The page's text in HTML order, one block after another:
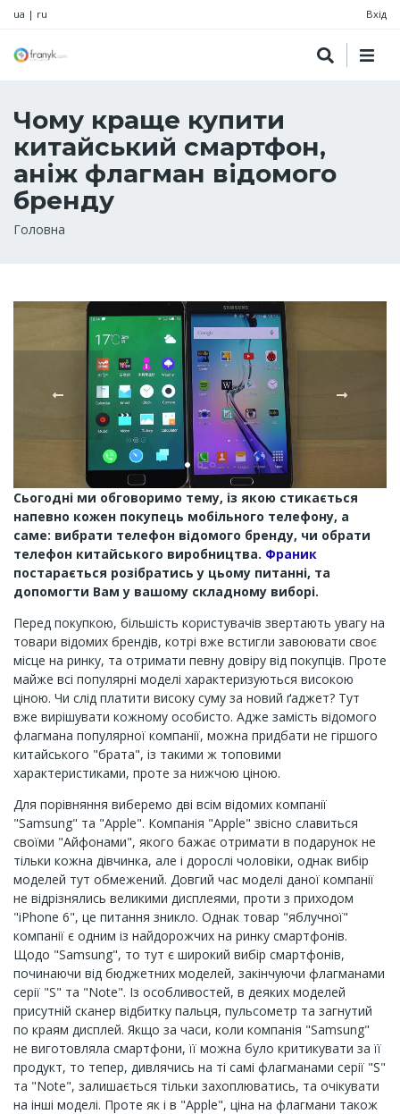
ua | ru Вхід
Чому краще купити
китайський смартфон,
аніж флагман відомого
бренду
Рядок
Головна
Сьогодні ми обговоримо тему, із якою стикається
напевно кожен покупець мобільного телефону, а
саме: вибрати телефон відомого бренду, чи обрати
телефон китайського виробництва. Франик
постарається розібратись у цьому питанні, та
допомогти Вам у вашому складному виборі.
Перед покупкою, більшість користувачів звертають увагу на
товари відомих брендів, котрі вже встигли завоювати своє
місце на ринку, та отримати певну довіру від покупців. Проте
майже всі популярні моделі характеризуються високою
ціною. Чи слід платити високу суму за новий ґаджет? Тут
вже вирішувати кожному особисто. Адже замість відомого
флагмана популярної компанії, можна придбати не гіршого
китайського "брата", із такими ж топовими
характеристиками, проте за нижчою ціною.
Для порівняння виберемо дві всім відомих компанії
"Samsung" та "Apple". Компанія "Apple" звісно славиться
своїми "Айфонами", якого бажає отримати в подарунок не
тільки кожна дівчинка, але і дорослі чоловіки, однак вибір
моделей тут обмежений. Довгий час моделі даної компанії
не відрізнялись великими дисплеями, проти з приходом
"iPhone 6", це питання зникло. Однак товар "яблучної"
компанії є одним із найдорожчих на ринку смартфонів.
Щодо "Samsung", то тут є широкий вибір смартфонів,
починаючи від бюджетних моделей, закінчуючи флагманами
серії "S" та "Note". Із особливостей, в деяких моделей
присутній сканер відбитку пальця, пульсометр та загнутий
по краям дисплей. Якщо за часи, коли компанія "Samsung"
не виготовляла смартфони, її можна було критикувати за її
продукт, то тепер, дивлячись на ті самі флагманами серії "S"
та "Note", залишається тільки захоплюватись, та очікувати
на інші моделі. Проте як і в "Apple", ціна на флагмани також